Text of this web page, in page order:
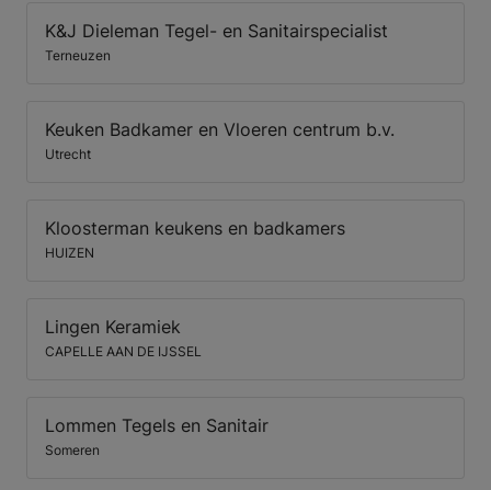
K&J Dieleman Tegel- en Sanitairspecialist
Terneuzen
Keuken Badkamer en Vloeren centrum b.v.
Utrecht
Kloosterman keukens en badkamers
HUIZEN
Lingen Keramiek
CAPELLE AAN DE IJSSEL
Lommen Tegels en Sanitair
Someren